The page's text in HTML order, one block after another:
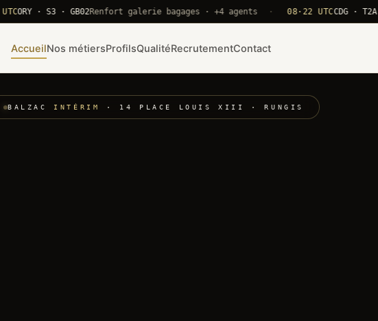
· S3 · GB02Renfort galerie bagages · +4 agents · 08·22 UTCCDG · T2A · C03
AccueilNos métiersProfilsQualitéRecrutementContact
BALZAC INTÉRIM · 14 PLACE LOUIS XIII · RUNGIS